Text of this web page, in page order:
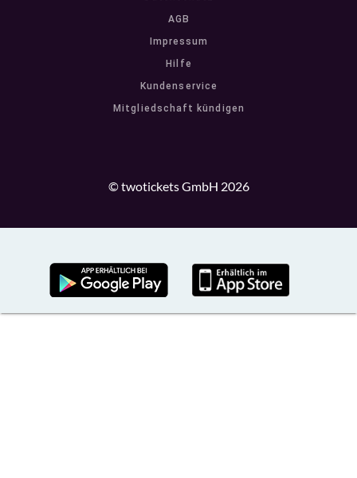
AGB
Impressum
Hilfe
Kundenservice
Mitgliedschaft kündigen
© twotickets GmbH 2026